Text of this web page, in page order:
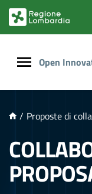
PRINCIPALE
Open
/ Proposte di